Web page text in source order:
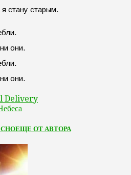
стану старым.
они.
они.
Delivery
ЕЩЕ ОТ АВТОРА